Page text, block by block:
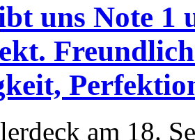
uns Note 1
am 18.